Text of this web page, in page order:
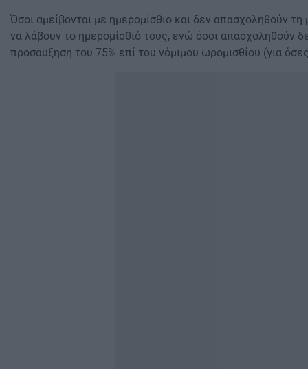
Όσοι αμείβονται με ημερομίσθιο και δεν απασχοληθούν τη
να λάβουν το ημερομίσθιό τους, ενώ όσοι απασχοληθούν
προσαύξηση του 75% επί του νόμιμου ωρομισθίου (για